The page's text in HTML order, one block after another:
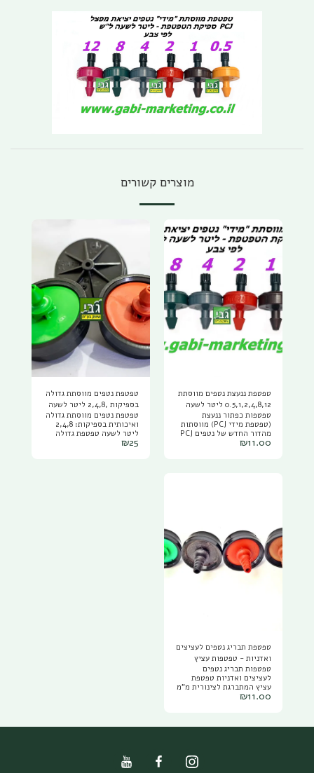
מוצרים קשורים
טפטפת ננעצת נטפים מווסתת
0.5,1,2,4,8,12 ליטר לשעה
PCJ NETAFIM
טפטפות כפתור ננעצת
(טפטפת מידי PCJ) מווסתות
מהדור החדש של נטפים PCJ
ליטר לשעה צבע ירוק טפטפת
ננעצת 12 ליטר שעה ליטר
לשעה צבע סגול טפטפות עם
יציאה רגילה לצינורית -
מאפשרת להוליך מים
לעציצים עם צינורית פי וי סי
₪11.00
טפטפת נטפים מווסתת גדולה
בספיקות ,2,4,8 ליטר לשעה
מארז 10 יחידות
טפטפת נטפים מווסתת גדולה
ואיכותית בספיקות: 2,4,8
ליטר לשעה טפטפת גדולה
איכותית ועמידה, מתאימה
₪25
טפטפת תבריג נטפים לעציצים
ואדניות - טפטפות עציץ
במגוון ספיקות
טפטפות תבריג נטפים
לעציצים ואדניות טפטפת
עציץ המתברגת לצינורית מ"מ
בטפטפות נטפים לעציץ
₪11.00